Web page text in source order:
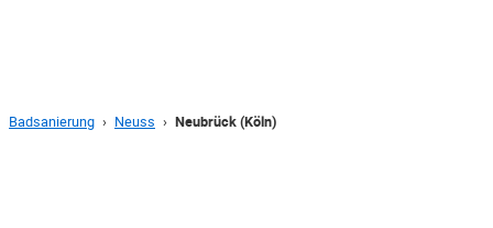
Badsanierung › Neuss › Neubrück (Köln)